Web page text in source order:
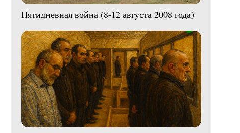
Пятидневная война (8-12 августа 2008 года)